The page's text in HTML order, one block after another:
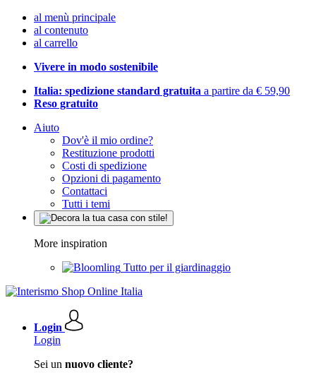
al menù principale
al contenuto
al carrello
Vivere in modo sostenibile
Italia: spedizione standard gratuita a partire da € 59,90
Reso gratuito
Aiuto
Dov'è il mio ordine?
Restituzione prodotti
Costi di spedizione
Opzioni di pagamento
Contattaci
Tutti i temi
More inspiration
Tutto per il giardinaggio
Login
Login
Sei un nuovo cliente?